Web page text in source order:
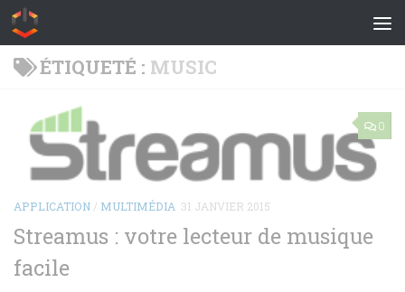
Skip to content
ÉTIQUETÉ : MUSIC
0
APPLICATION / MULTIMÉDIA 31 JANVIER 2015
Streamus : votre lecteur de musique
facile